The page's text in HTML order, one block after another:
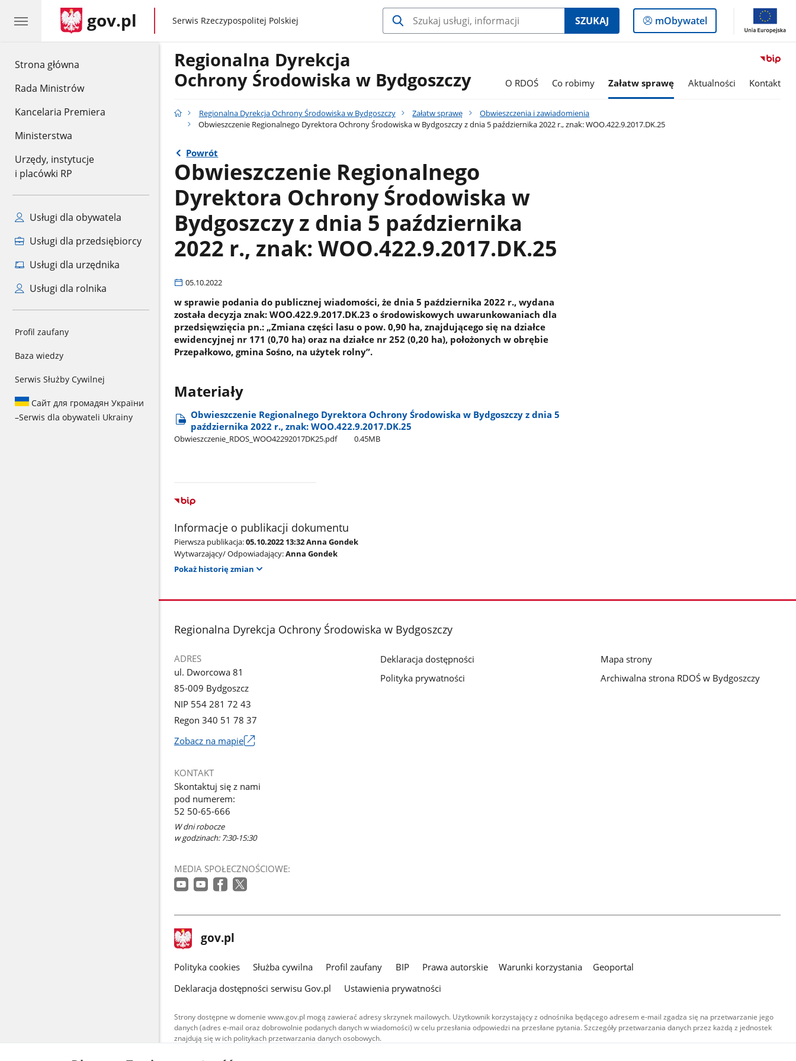
Strona główna
Rada Ministrów
Kancelaria Premiera
Ministerstwa
Urzędy, instytucje
i placówki RP
Usługi dla obywatela
Usługi dla przedsiębiorcy
Usługi dla urzędnika
Usługi dla rolnika
Profil zaufany
Baza wiedzy
Serwis Służby Cywilnej
Сайт для громадян України
–Serwis dla obywateli Ukrainy
gov.pl gov.pl
Serwis Rzeczypospolitej Polskiej SZUKAJ
Logowanie
do
mObywatel
Regionalna Dyrekcja
Ochrony Środowiska w Bydgoszczy
O RDOŚ Co robimy Załatw sprawę Aktualności Kontakt
Regionalna Dyrekcja Ochrony Środowiska w Bydgoszczy Załatw sprawę
Obwieszczenia i zawiadomienia
Obwieszczenie Regionalnego Dyrektora Ochrony Środowiska w Bydgoszczy z dnia 5 października 2022 r., znak: WOO.422.9.2017.DK.25
Powrót
Obwieszczenie Regionalnego
Dyrektora Ochrony Środowiska w
Bydgoszczy z dnia 5 października
2022 r., znak: WOO.422.9.2017.DK.25
05.10.2022
w sprawie podania do publicznej wiadomości, że dnia 5 października 2022 r., wydana
została decyzja znak: WOO.422.9.2017.DK.23 o środowiskowych uwarunkowaniach dla
przedsięwzięcia pn.: „Zmiana części lasu o pow. 0,90 ha, znajdującego się na działce
ewidencyjnej nr 171 (0,70 ha) oraz na działce nr 252 (0,20 ha), położonych w obrębie
Przepałkowo, gmina Sośno, na użytek rolny”.
Materiały
Obwieszczenie Regionalnego Dyrektora Ochrony Środowiska w Bydgoszczy z dnia 5
października 2022 r., znak: WOO.422.9.2017.DK.25
Obwieszczenie​_RDOS​_WOO42292017DK25.pdf 0.45MB
Informacje o publikacji dokumentu
Pierwsza publikacja:05.10.2022 13:32 Anna Gondek
Wytwarzający/ Odpowiadający:Anna Gondek
Pokaż historię zmian
stopka
Regionalna Dyrekcja Ochrony Środowiska w Bydgoszczy
ADRES
ul. Dworcowa 81
85-009 Bydgoszcz
NIP 554 281 72 43
Regon 340 51 78 37
Zobacz na mapie
się
w
nowym
oknie
KONTAKT
Skontaktuj się z nami
pod numerem:
52 50-65-666
W dni robocze
w godzinach: 7:30-15:30
MEDIA SPOŁECZNOŚCIOWE:
Deklaracja dostępności
Polityka prywatności
Mapa strony
Archiwalna strona RDOŚ w Bydgoszczy
stopka
gov.pl Strona
gov.pl
gov.pl
Polityka cookies Służba cywilna Profil zaufany BIP Prawa autorskie Warunki korzystania
Geoportal
Deklaracja dostępności serwisu Gov.pl
Ustawienia prywatności
Strony dostępne w domenie www.gov.pl mogą zawierać adresy skrzynek mailowych. Użytkownik korzystający z odnośnika będącego adresem e-mail zgadza się na przetwarzanie jego
danych (adres e-mail oraz dobrowolnie podanych danych w wiadomości) w celu przesłania odpowiedzi na przesłane pytania. Szczegóły przetwarzania danych przez każdą z jednostek
znajdują się w ich politykach przetwarzania danych osobowych.